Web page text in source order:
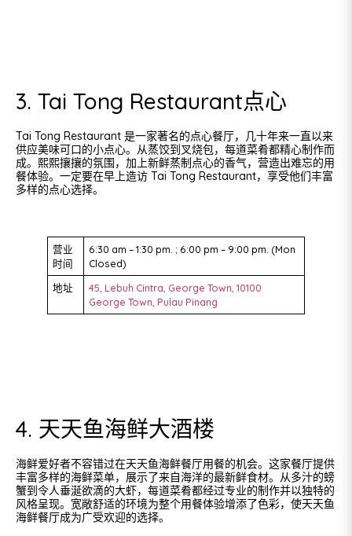
3. Tai Tong Restaurant点心
Tai Tong Restaurant 是一家著名的点心餐厅，几十年来一直以来
供应美味可口的小点心。从蒸饺到叉烧包，每道菜肴都精心制作而
成。熙熙攘攘的氛围，加上新鲜蒸制点心的香气，营造出难忘的用
餐体验。一定要在早上造访 Tai Tong Restaurant，享受他们丰富
多样的点心选择。
营业
时间
6:30 am – 1:30 pm. ; 6:00 pm – 9:00 pm. (Mon
Closed)
地址
45, Lebuh Cintra, George Town, 10100
George Town, Pulau Pinang
4. 天天鱼海鲜大酒楼
海鲜爱好者不容错过在天天鱼海鲜餐厅用餐的机会。这家餐厅提供
丰富多样的海鲜菜单，展示了来自海洋的最新鲜食材。从多汁的螃
蟹到令人垂涎欲滴的大虾，每道菜肴都经过专业的制作并以独特的
风格呈现。宽敞舒适的环境为整个用餐体验增添了色彩，使天天鱼
海鲜餐厅成为广受欢迎的选择。